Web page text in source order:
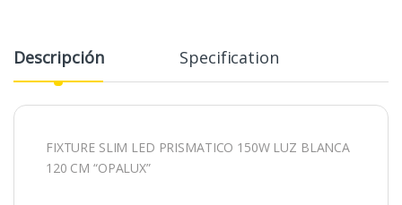
Descripción Specification
FIXTURE SLIM LED PRISMATICO 150W LUZ BLANCA
120 CM “OPALUX”